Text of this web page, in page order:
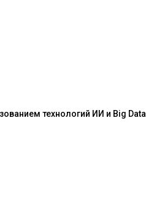
технологий ИИ и Big Data